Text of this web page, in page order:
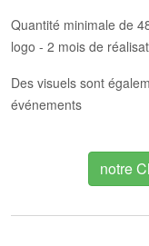
Quantité minimale de
logo - 2 mois de
Des visuels sont
événements
notre